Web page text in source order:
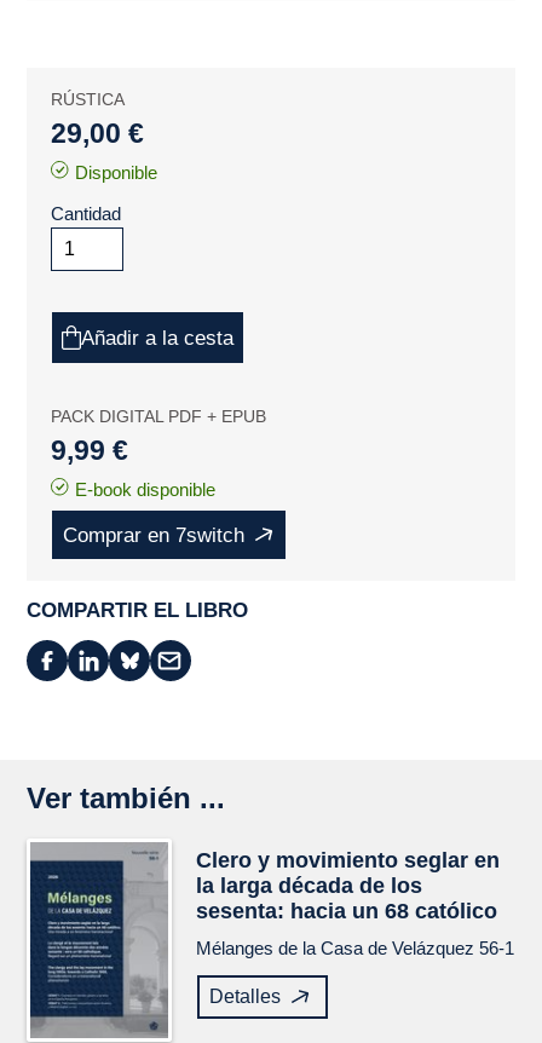
RÚSTICA
29,00 €
Disponible
Cantidad
Añadir a la cesta
PACK DIGITAL PDF + EPUB
9,99 €
E-book disponible
Comprar en 7switch
COMPARTIR EL LIBRO
Ver también ...
Clero y movimiento seglar en
la larga década de los
sesenta: hacia un 68 católico
Mélanges de la Casa de Velázquez 56-1
Detalles